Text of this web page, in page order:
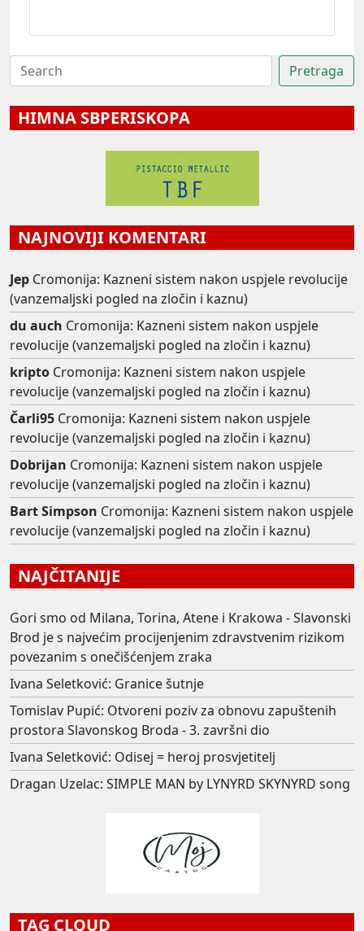
HIMNA SBPERISKOPA
NAJNOVIJI KOMENTARI
Jep Cromonija: Kazneni sistem nakon uspjele revolucije
(vanzemaljski pogled na zločin i kaznu)
du auch Cromonija: Kazneni sistem nakon uspjele
revolucije (vanzemaljski pogled na zločin i kaznu)
kripto Cromonija: Kazneni sistem nakon uspjele
revolucije (vanzemaljski pogled na zločin i kaznu)
Čarli95 Cromonija: Kazneni sistem nakon uspjele
revolucije (vanzemaljski pogled na zločin i kaznu)
Dobrijan Cromonija: Kazneni sistem nakon uspjele
revolucije (vanzemaljski pogled na zločin i kaznu)
Bart Simpson Cromonija: Kazneni sistem nakon uspjele
revolucije (vanzemaljski pogled na zločin i kaznu)
NAJČITANIJE
Gori smo od Milana, Torina, Atene i Krakowa - Slavonski
Brod je s najvećim procijenjenim zdravstvenim rizikom
povezanim s onečišćenjem zraka
Ivana Seletković: Granice šutnje
Tomislav Pupić: Otvoreni poziv za obnovu zapuštenih
prostora Slavonskog Broda - 3. završni dio
Ivana Seletković: Odisej = heroj prosvjetitelj
Dragan Uzelac: SIMPLE MAN by LYNYRD SKYNYRD song
TAG CLOUD